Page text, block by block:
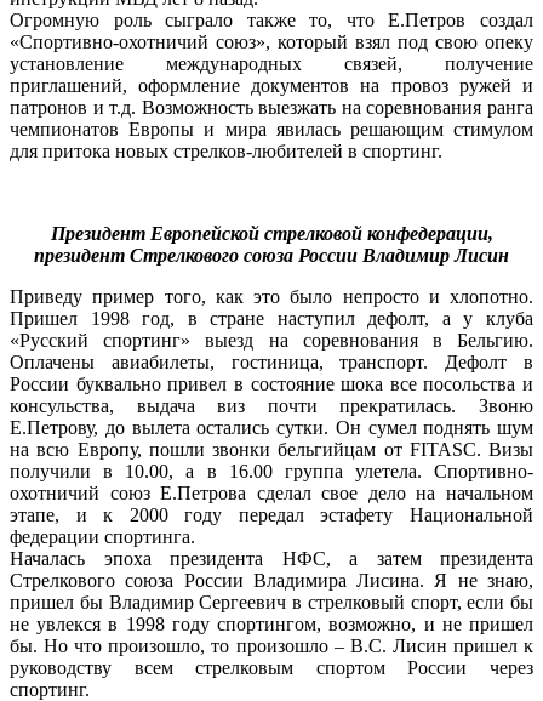
Огромную роль сыграло также то, что Е.Петров создал
«Спортивно-охотничий союз», который взял под свою опеку
установление международных связей, получение
приглашений, оформление документов на провоз ружей и
патронов и т.д. Возможность выезжать на соревнования ранга
чемпионатов Европы и мира явилась решающим стимулом
для притока новых стрелков-любителей в спортинг.
Президент Европейской стрелковой конфедерации,
президент Стрелкового союза России Владимир Лисин
Приведу пример того, как это было непросто и хлопотно.
Пришел 1998 год, в стране наступил дефолт, а у клуба
«Русский спортинг» выезд на соревнования в Бельгию.
Оплачены авиабилеты, гостиница, транспорт. Дефолт в
России буквально привел в состояние шока все посольства и
консульства, выдача виз почти прекратилась. Звоню
Е.Петрову, до вылета остались сутки. Он сумел поднять шум
на всю Европу, пошли звонки бельгийцам от FITASC. Визы
получили в 10.00, а в 16.00 группа улетела. Спортивно-
охотничий союз Е.Петрова сделал свое дело на начальном
этапе, и к 2000 году передал эстафету Национальной
федерации спортинга.
Началась эпоха президента НФС, а затем президента
Стрелкового союза России Владимира Лисина. Я не знаю,
пришел бы Владимир Сергеевич в стрелковый спорт, если бы
не увлекся в 1998 году спортингом, возможно, и не пришел
бы. Но что произошло, то произошло – В.С. Лисин пришел к
руководству всем стрелковым спортом России через
спортинг.